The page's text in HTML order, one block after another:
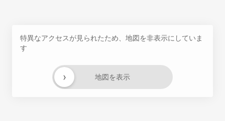
特異なアクセスが見られたため、地図を非表示にしていま
す
地図を表示
›